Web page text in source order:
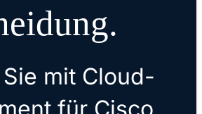
mit Cloud-